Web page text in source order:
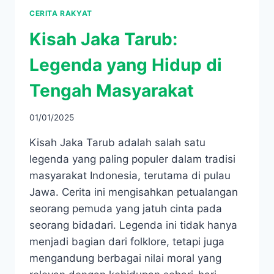
CERITA RAKYAT
Kisah Jaka Tarub:
Legenda yang Hidup di
Tengah Masyarakat
01/01/2025
Kisah Jaka Tarub adalah salah satu
legenda yang paling populer dalam tradisi
masyarakat Indonesia, terutama di pulau
Jawa. Cerita ini mengisahkan petualangan
seorang pemuda yang jatuh cinta pada
seorang bidadari. Legenda ini tidak hanya
menjadi bagian dari folklore, tetapi juga
mengandung berbagai nilai moral yang